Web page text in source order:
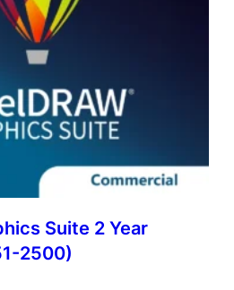
Suite 2 Year
2500)